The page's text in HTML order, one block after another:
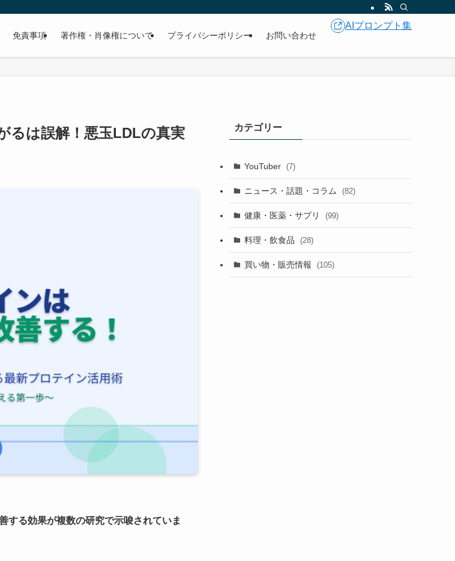
免責事項 著作権・肖像権について プライバシーポリシー お問い合わせ
AIプロンプト集
るは誤解！悪玉LDLの真実
する効果が複数の研究で示唆されていま
カテゴリー
YouTuber (7)
ニュース・話題・コラム (82)
健康・医薬・サプリ (99)
料理・飲食品 (28)
買い物・販売情報 (105)